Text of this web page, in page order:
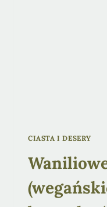
CIASTA I DESERY